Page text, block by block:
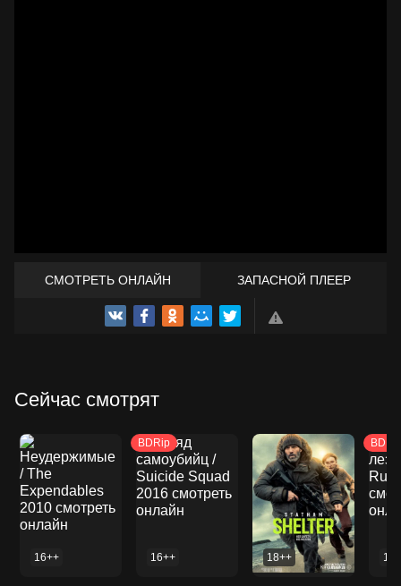
СМОТРЕТЬ ОНЛАЙН ЗАПАСНОЙ ПЛЕЕР
ТРЕЙЛЕР
Сейчас смотрят
16++
BDRip
16++ 18++